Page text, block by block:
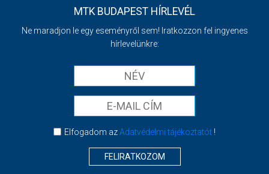
MTK BUDAPEST HÍRLEVÉL
Ne maradjon le egy eseményről sem! Iratkozzon fel ingyenes
hírlevelünkre:
Elfogadom azAdatvédelmi tájékoztatót!
FELIRATKOZOM